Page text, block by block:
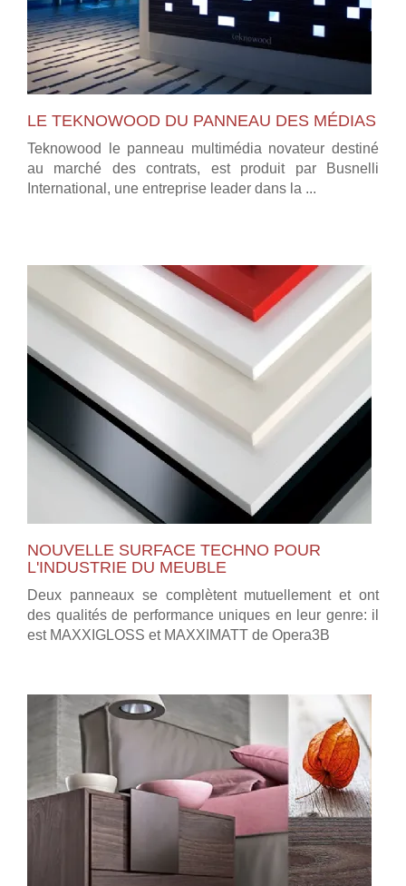
LE TEKNOWOOD DU PANNEAU DES MÉDIAS
Teknowood le panneau multimédia novateur destiné
au marché des contrats, est produit par Busnelli
International, une entreprise leader dans la ...
NOUVELLE SURFACE TECHNO POUR
L'INDUSTRIE DU MEUBLE
Deux panneaux se complètent mutuellement et ont
des qualités de performance uniques en leur genre: il
est MAXXIGLOSS et MAXXIMATT de Opera3B